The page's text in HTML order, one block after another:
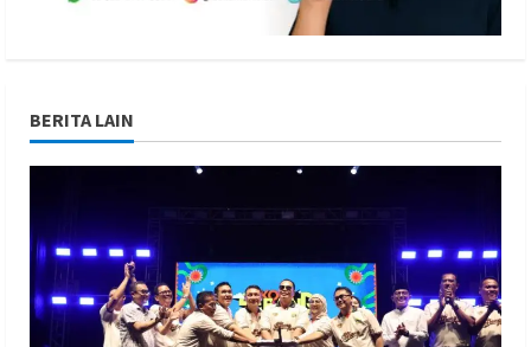
BERITA LAIN